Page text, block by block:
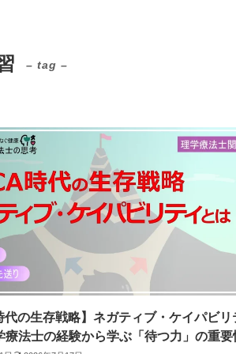
– tag –
代の生存戦略】ネガティブ・ケイパビリ
療法士の経験から学ぶ「待つ力」の重要